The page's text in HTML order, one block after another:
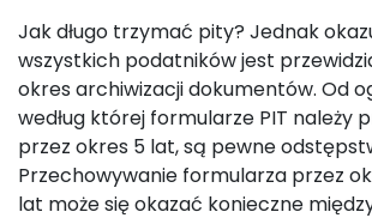
Jak długo trzymać pity? Jednak
wszystkich podatników jest
okres archiwizacji dokumentów. Od
według której formularze PIT należy
przez okres 5 lat, są pewne
Przechowywanie formularza przez
lat może się okazać konieczne